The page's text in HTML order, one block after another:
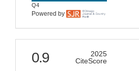
Q4
Powered by
citescore
0.9
2025
CiteScore